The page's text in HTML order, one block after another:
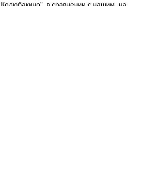
Колюбакино", в сравнении с нашим, на